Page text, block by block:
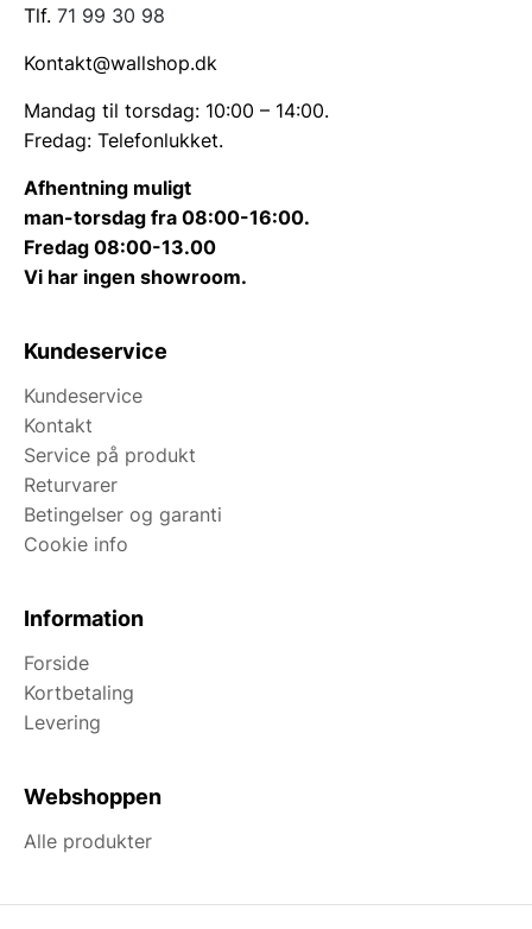
Tlf. 71 99 30 98
Kontakt@wallshop.dk
Mandag til torsdag: 10:00 – 14:00.
Fredag: Telefonlukket.
Afhentning muligt
man-torsdag fra 08:00-16:00.
Fredag 08:00-13.00
Vi har ingen showroom.
Kundeservice
Kundeservice
Kontakt
Service på produkt
Returvarer
Betingelser og garanti
Cookie info
Information
Forside
Kortbetaling
Levering
Webshoppen
Alle produkter